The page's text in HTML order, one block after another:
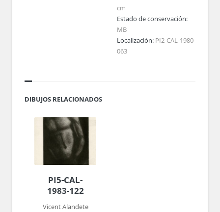
cm
Estado de conservación:
MB
Localización: PI2-CAL-1980-
063
DIBUJOS RELACIONADOS
PI5-CAL-
1983-122
Vicent Alandete